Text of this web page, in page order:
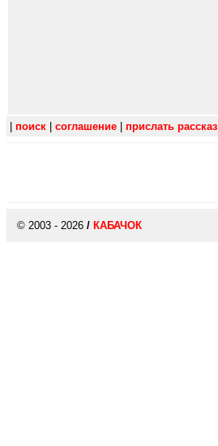
поиск соглашение прислать рассказ
© 2003 - 2026 / КАБАЧОК